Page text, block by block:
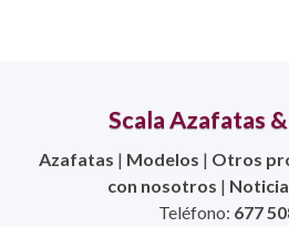
Scala Azafatas
Azafatas | Modelos | Otros
con nosotros |
Teléfono: 677